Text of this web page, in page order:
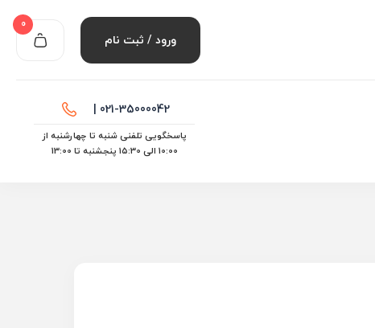
ورود / ثبت نام
0
021-35000042 |
پاسخگویی تلفنی شنبه تا چهارشنبه از
10:00 الی ۱۵:30 پنجشنبه تا 13:00